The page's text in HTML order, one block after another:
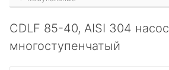
CDLF 85-40, AISI 304 насос
многоступенчатый